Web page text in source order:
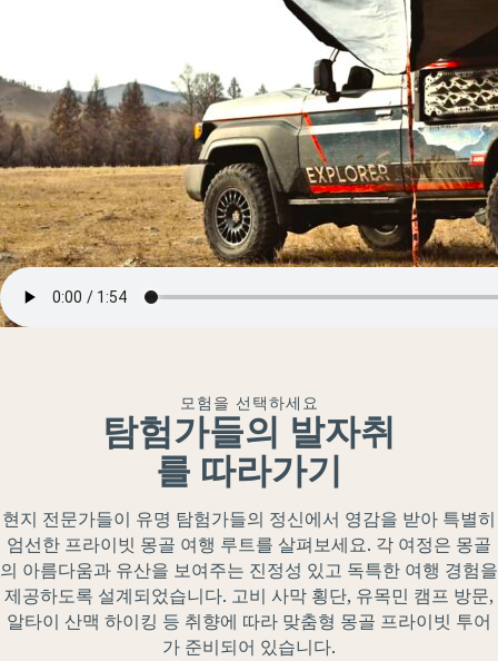
탐험가들의 발자취
를 따라가기
모험을 선택하세요
현지 전문가들이 유명 탐험가들의 정신에서 영감을 받아 특별히
엄선한 프라이빗 몽골 여행 루트를 살펴보세요. 각 여정은 몽골
의 아름다움과 유산을 보여주는 진정성 있고 독특한 여행 경험을
제공하도록 설계되었습니다. 고비 사막 횡단, 유목민 캠프 방문,
알타이 산맥 하이킹 등 취향에 따라 맞춤형 몽골 프라이빗 투어
가 준비되어 있습니다.